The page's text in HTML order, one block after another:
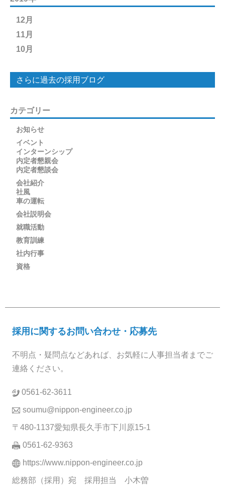
12月
11月
10月
さらに過去の採用ブログ
カテゴリー
お知らせ
イベント
インターンシップ
内定者懇親会
内定者懇談会
会社紹介
社風
車の運転
会社説明会
就職活動
教育訓練
社内行事
資格
採用に関するお問い合わせ・応募先
不明点・疑問点などあれば、お気軽に人事担当者までご
連絡ください。
0561-62-3611
soumu@nippon-engineer.co.jp
〒480-1137愛知県長久手市下川原15-1
0561-62-9363
https://www.nippon-engineer.co.jp
総務部（採用）宛 採用担当 小木曽